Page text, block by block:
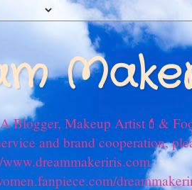
Blogger, Makeup Artist💄&
and brand cooperation,